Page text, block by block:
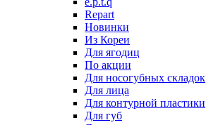
Repart
Новинки
Из Кореи
Для ягодиц
По акции
Для носогубных складок
Для лица
Для контурной пластики
Для губ